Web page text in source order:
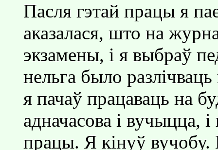
Пасля гэтай працы я
аказалася, што на
экзамены, i я выбраў
нельга было
я пачаў працаваць на
адначасова i вучыцца,
працы. Я кiнуў вучобу.